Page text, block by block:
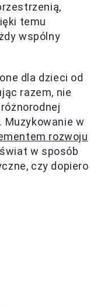
temu
wspólny
dla dzieci od
razem, nie
w
rozwoju
w sposób
czy dopiero